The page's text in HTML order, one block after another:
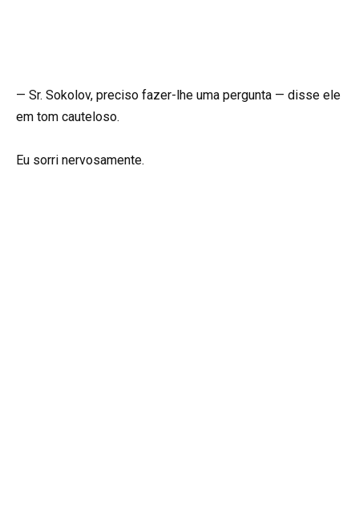
— Sr. Sokolov, preciso fazer-lhe uma pergunta — disse ele
em tom cauteloso.
Eu sorri nervosamente.